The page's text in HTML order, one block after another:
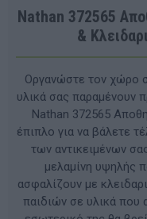
Nathan 372565
&
Οργανώστε τον χώρο
υλικά σας παραμένουν
Nathan 372565
έπιπλο για να βάλετε
των αντικειμένων
μελαμίνη υψηλής
ασφαλίζουν με
παιδιών σε υλικά που